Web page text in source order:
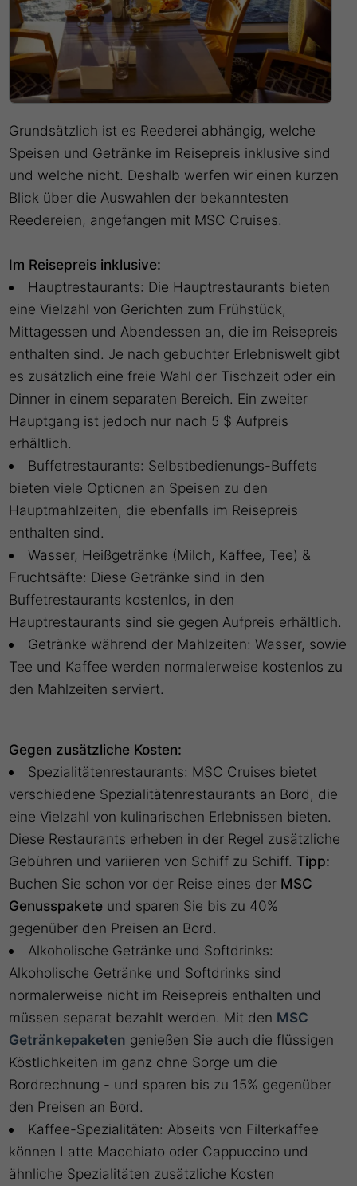
Grundsätzlich ist es Reederei abhängig, welche
Speisen und Getränke im Reisepreis inklusive sind
und welche nicht. Deshalb werfen wir einen kurzen
Blick über die Auswahlen der bekanntesten
Reedereien, angefangen mit MSC Cruises.
Im Reisepreis inklusive:
Hauptrestaurants: Die Hauptrestaurants bieten
eine Vielzahl von Gerichten zum Frühstück,
Mittagessen und Abendessen an, die im Reisepreis
enthalten sind. Je nach gebuchter Erlebniswelt gibt
es zusätzlich eine freie Wahl der Tischzeit oder ein
Dinner in einem separaten Bereich. Ein zweiter
Hauptgang ist jedoch nur nach 5 $ Aufpreis
erhältlich.
Buffetrestaurants: Selbstbedienungs-Buffets
bieten viele Optionen an Speisen zu den
Hauptmahlzeiten, die ebenfalls im Reisepreis
enthalten sind.
Wasser, Heißgetränke (Milch, Kaffee, Tee) &
Fruchtsäfte: Diese Getränke sind in den
Buffetrestaurants kostenlos, in den
Hauptrestaurants sind sie gegen Aufpreis erhältlich.
Getränke während der Mahlzeiten: Wasser, sowie
Tee und Kaffee werden normalerweise kostenlos zu
den Mahlzeiten serviert.
Gegen zusätzliche Kosten:
Spezialitätenrestaurants: MSC Cruises bietet
verschiedene Spezialitätenrestaurants an Bord, die
eine Vielzahl von kulinarischen Erlebnissen bieten.
Diese Restaurants erheben in der Regel zusätzliche
Gebühren und variieren von Schiff zu Schiff. Tipp:
Buchen Sie schon vor der Reise eines der MSC
Genusspakete und sparen Sie bis zu 40%
gegenüber den Preisen an Bord.
Alkoholische Getränke und Softdrinks:
Alkoholische Getränke und Softdrinks sind
normalerweise nicht im Reisepreis enthalten und
müssen separat bezahlt werden. Mit den MSC
Getränkepaketen genießen Sie auch die flüssigen
Köstlichkeiten im ganz ohne Sorge um die
Bordrechnung - und sparen bis zu 15% gegenüber
den Preisen an Bord.
Kaffee-Spezialitäten: Abseits von Filterkaffee
können Latte Macchiato oder Cappuccino und
ähnliche Spezialitäten zusätzliche Kosten